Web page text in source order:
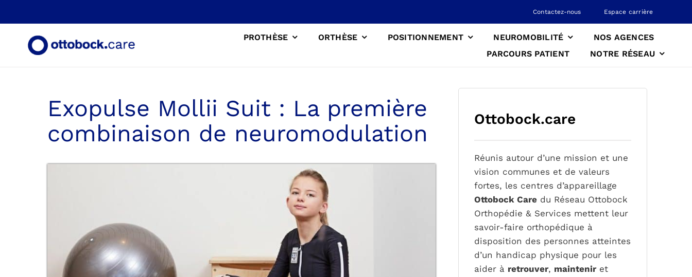
content
Contactez-nous Espace carrière
PROTHÈSE ORTHÈSE POSITIONNEMENT NEUROMOBILITÉ
NOS AGENCES
PARCOURS PATIENT
NOTRE RÉSEAU
Exopulse Mollii Suit : La première
combinaison de neuromodulation
Ottobock.care
Réunis autour d’une mission et une
vision communes et de valeurs
fortes, les centres d’appareillage
Ottobock Care du Réseau Ottobock
Orthopédie & Services mettent leur
savoir-faire orthopédique à
disposition des personnes atteintes
d’un handicap physique pour les
aider à retrouver, maintenir et